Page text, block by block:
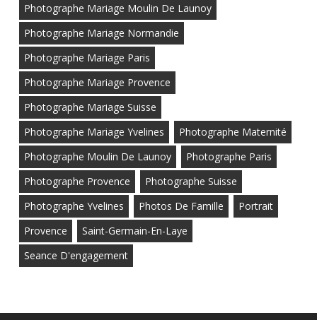
Photographe Mariage Moulin De Launoy
Photographe Mariage Normandie
Photographe Mariage Paris
Photographe Mariage Provence
Photographe Mariage Suisse
Photographe Mariage Yvelines
Photographe Maternité
Photographe Moulin De Launoy
Photographe Paris
Photographe Provence
Photographe Suisse
Photographe Yvelines
Photos De Famille
Portrait
Provence
Saint-Germain-En-Laye
Seance D'engagement